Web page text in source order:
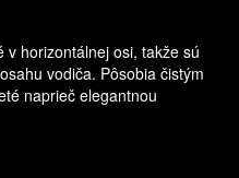
horizontálnej osi, takže sú
vodiča. Pôsobia čistým
naprieč elegantnou